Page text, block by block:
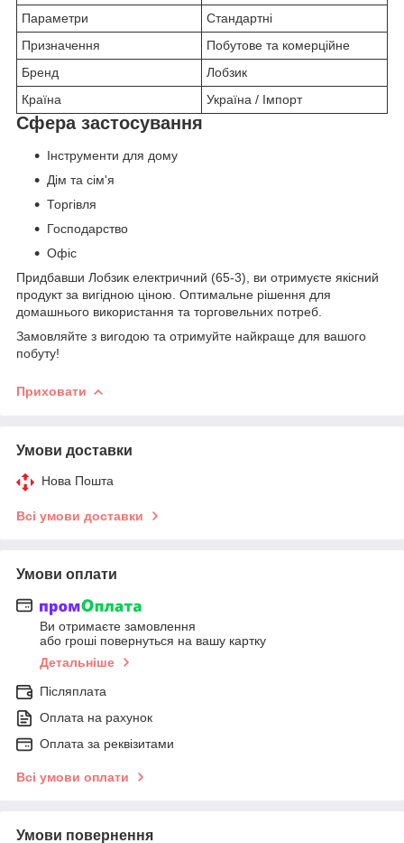
Параметри
Стандартні
Призначення
Побутове та комерційне
Бренд
Лобзик
Країна
Україна / Імпорт
Сфера застосування
Інструменти для дому
Дім та сім'я
Торгівля
Господарство
Офіс
Придбавши Лобзик електричний (65-3), ви отримуєте якісний
продукт за вигідною ціною. Оптимальне рішення для
домашнього використання та торговельних потреб.
Замовляйте з вигодою та отримуйте найкраще для вашого
побуту!
Приховати
Умови доставки
Нова Пошта
Всі умови доставки
Умови оплати
Ви отримаєте замовлення
або гроші повернуться на вашу картку
Детальніше
Післяплата
Оплата на рахунок
Оплата за реквізитами
Всі умови оплати
Умови повернення